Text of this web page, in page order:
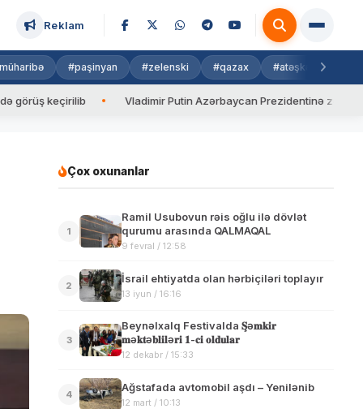
Reklam
#paşinyan #zelenski #qazax #atəşkəs
Vladimir Putin Azərbaycan Prezidentinə zəng edib
Çox oxunanlar
1
Ramil Usubovun rəis oğlu ilə dövlət
qurumu arasında QALMAQAL
9 fevral / 12:58
2
İsrail ehtiyatda olan hərbiçiləri toplayır
13 iyun / 16:16
3
Beynəlxalq Festivalda 𝐒̧ə𝐦𝐤𝐢𝐫
𝐦ə𝐤𝐭ə𝐛𝐥𝐢𝐥ə𝐫𝐢 𝟏-𝐜𝐢 𝐨𝐥𝐝𝐮𝐥𝐚𝐫
12 dekabr / 15:33
4
Ağstafada avtomobil aşdı – Yenilənib
12 mart / 10:13